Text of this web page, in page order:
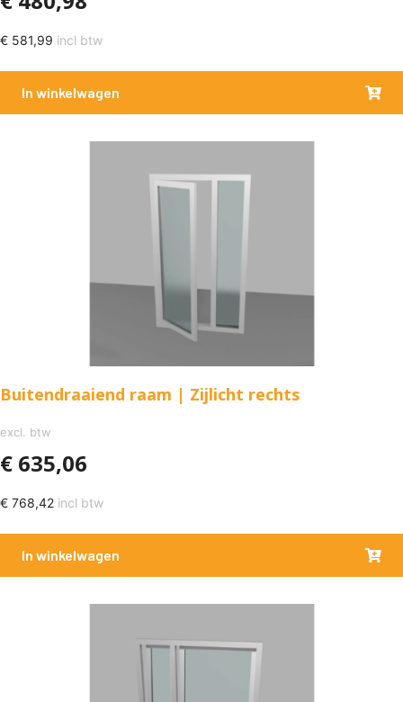
€ 581,99 incl btw
In winkelwagen
Buitendraaiend raam | Zijlicht rechts
excl. btw
€ 635,06
€ 768,42 incl btw
In winkelwagen